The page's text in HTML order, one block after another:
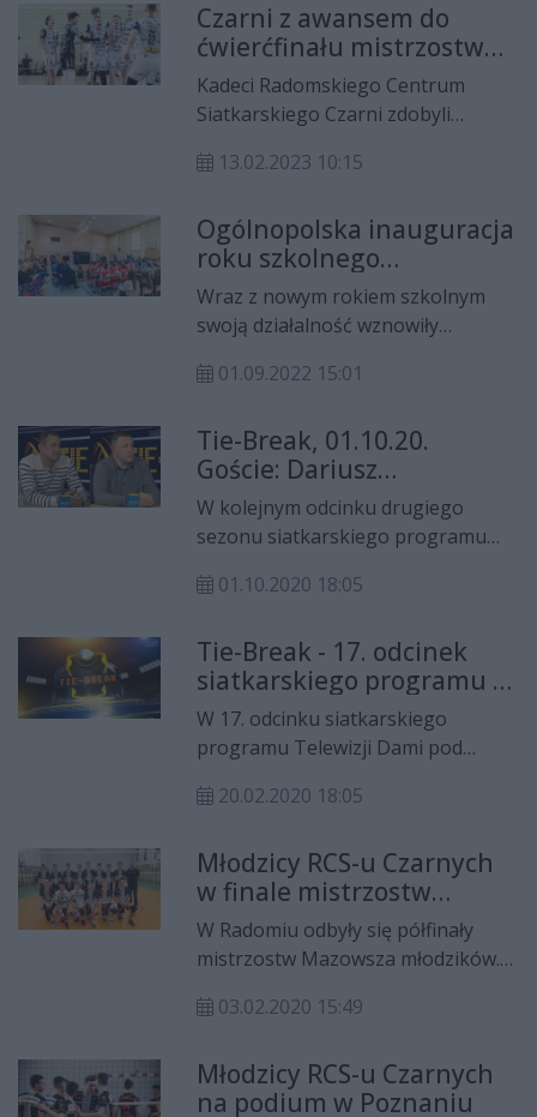
młodzieżowego zespołu Czarnych
Radom.
Czarni z awansem do
ćwierćfinału mistrzostw
Polski kadetów
Kadeci Radomskiego Centrum
Siatkarskiego Czarni zdobyli
Mazowsza i awansowali do turnieju
Polski.
13.02.2023 10:15
Ogólnopolska inauguracja
roku szkolnego
Siatkarskich Ośrodków
Szkolnych odbyła się w
Radomiu
Wraz z nowym rokiem szkolnym
swoją działalność wznowiły
Ogólnopolska inauguracja roku
01.09.2022 15:01
Tie-Break, 01.10.20.
Goście: Dariusz
Fryszkowski i Michał
Zdybiewski (RCS Czarni
W kolejnym odcinku drugiego
sezonu siatkarskiego programu
portalu CoZaDzień.pl gościem
Fryszkowski oraz Michał
Zdybiewski, prezes i wiceprezes
Radomskiego Centrum
Siatkarskiego Czarni.
01.10.2020 18:05
Tie-Break - 17. odcinek
siatkarskiego programu w
TV Dami i na cozadzien.pl!
Gościem Andrzej Sitkowski
W 17. odcinku siatkarskiego
programu Telewizji Dami pod
Nowaka był Andrzej Sitkowski,
Centrum Siatkarskiego Czarni.
20.02.2020 18:05
Młodzicy RCS-u Czarnych
w finale mistrzostw
Mazowsza
W Radomiu odbyły się półfinały
mistrzostw Mazowsza młodzików.
drużyn a pomiędzy zwycięzcą a
różnica zaledwie punktu! - To nie
były dwa stracone dni – powiedział
03.02.2020 15:49
Młodzicy RCS-u Czarnych
na podium w Poznaniu